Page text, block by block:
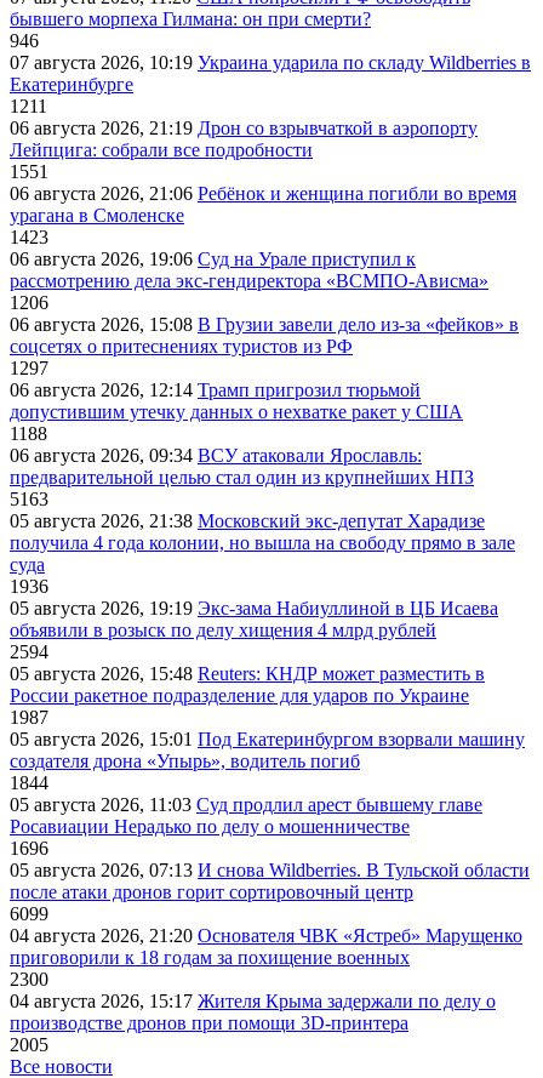
бывшего морпеха Гилмана: он при смерти?
946
07 августа 2026, 10:19 Украина ударила по складу Wildberries в
Екатеринбурге
1211
06 августа 2026, 21:19 Дрон со взрывчаткой в аэропорту
Лейпцига: собрали все подробности
1551
06 августа 2026, 21:06 Ребёнок и женщина погибли во время
урагана в Смоленске
1423
06 августа 2026, 19:06 Суд на Урале приступил к
рассмотрению дела экс-гендиректора «ВСМПО-Ависма»
1206
06 августа 2026, 15:08 В Грузии завели дело из-за «фейков» в
соцсетях о притеснениях туристов из РФ
1297
06 августа 2026, 12:14 Трамп пригрозил тюрьмой
допустившим утечку данных о нехватке ракет у США
1188
06 августа 2026, 09:34 ВСУ атаковали Ярославль:
предварительной целью стал один из крупнейших НПЗ
5163
05 августа 2026, 21:38 Московский экс-депутат Харадизе
получила 4 года колонии, но вышла на свободу прямо в зале
суда
1936
05 августа 2026, 19:19 Экс-зама Набиуллиной в ЦБ Исаева
объявили в розыск по делу хищения 4 млрд рублей
2594
05 августа 2026, 15:48 Reuters: КНДР может разместить в
России ракетное подразделение для ударов по Украине
1987
05 августа 2026, 15:01 Под Екатеринбургом взорвали машину
создателя дрона «Упырь», водитель погиб
1844
05 августа 2026, 11:03 Суд продлил арест бывшему главе
Росавиации Нерадько по делу о мошенничестве
1696
05 августа 2026, 07:13 И снова Wildberries. В Тульской области
после атаки дронов горит сортировочный центр
6099
04 августа 2026, 21:20 Основателя ЧВК «Ястреб» Марущенко
приговорили к 18 годам за похищение военных
2300
04 августа 2026, 15:17 Жителя Крыма задержали по делу о
производстве дронов при помощи 3D‑принтера
2005
Все новости